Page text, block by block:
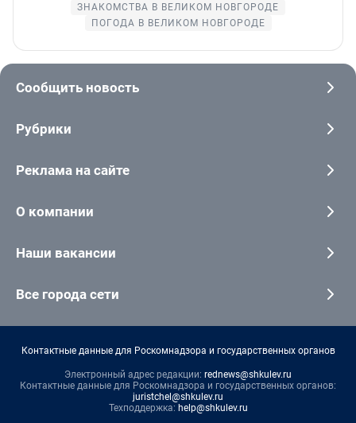
ЗНАКОМСТВА В ВЕЛИКОМ НОВГОРОДЕ
ПОГОДА В ВЕЛИКОМ НОВГОРОДЕ
Сообщить новость
Рубрики
Реклама на сайте
О компании
Наши вакансии
Все города сети
Контактные данные для Роскомнадзора и государственных органов
Электронный адрес редакции: rednews@shkulev.ru
Контактные данные для Роскомнадзора и государственных органов:
juristchel@shkulev.ru
Техподдержка: help@shkulev.ru